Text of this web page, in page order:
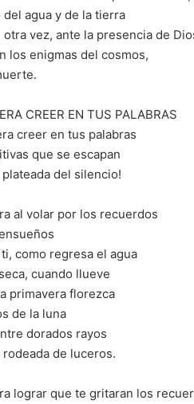
agua y de la tierra
vez, ante la presencia de
los enigmas del cosmos,
CREER EN TUS PALABRAS
creer en tus palabras
que se escapan
del silencio!
al volar por los recuerdos
como regresa el agua
cuando llueve
primavera florezca
de la luna
dorados rayos
de luceros.
lograr que te gritaran los